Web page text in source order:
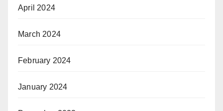
April 2024
March 2024
February 2024
January 2024